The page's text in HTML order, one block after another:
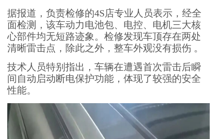
据报道，负责检修的4S店专业人员表示，经全
面检测，该车动力电池包、电控、电机三大核
心部件均无短路迹象。检修发现车顶存在两处
清晰雷击点，除此之外，整车外观没有损伤 。
技术人员特别指出，车辆在遭遇首次雷击后瞬
间自动启动断电保护功能，体现了较强的安全
性能。